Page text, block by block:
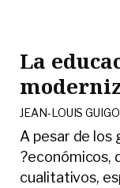
La
JEAN-LOUIS
A pesar de
?económicos,
cualitativos,